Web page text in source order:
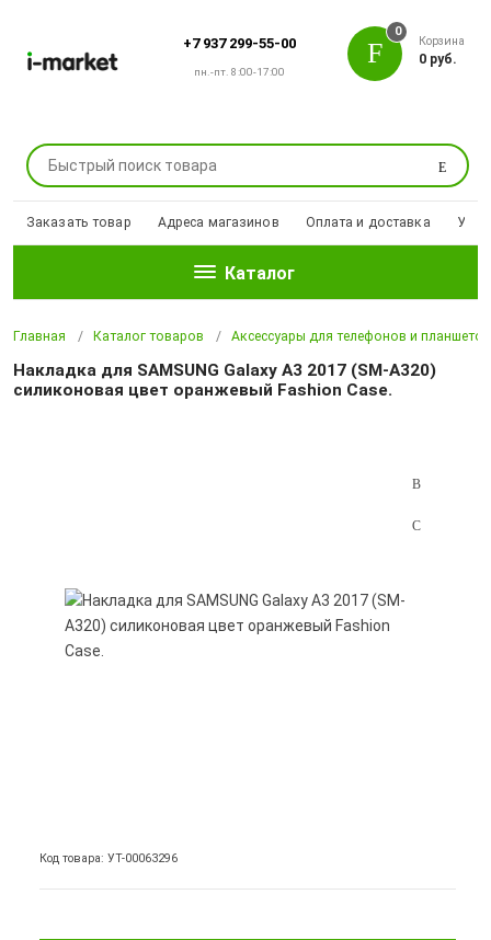
+7 937 299-55-00
пн.-пт. 8:00-17:00
Поиск
0
Корзина
0 руб.
Заказать товар Адреса магазинов Оплата и доставка
Каталог
Главная Каталог товаров Аксессуары для телефонов и планшетов
Накладка для SAMSUNG Galaxy A3 2017 (SM-A320)
силиконовая цвет оранжевый Fashion Case.
Код товара: УТ-00063296